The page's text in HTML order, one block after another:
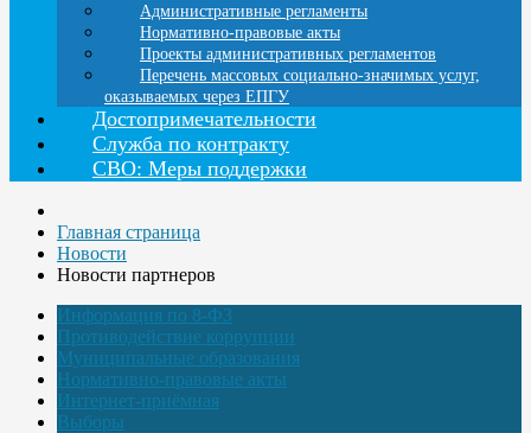
Административные регламенты
Нормативно-правовые акты
Проекты административных регламентов
Перечень массовых социально-значимых услуг,
оказываемых через ЕПГУ
Достопримечательности
Служба по контракту
СВО: Меры поддержки
Главная страница
Новости
Новости партнеров
Информация по 8-ФЗ
Противодействие коррупции
Муниципальные образования
Нормативно-правовые акты
Интернет-приёмная
Выборы